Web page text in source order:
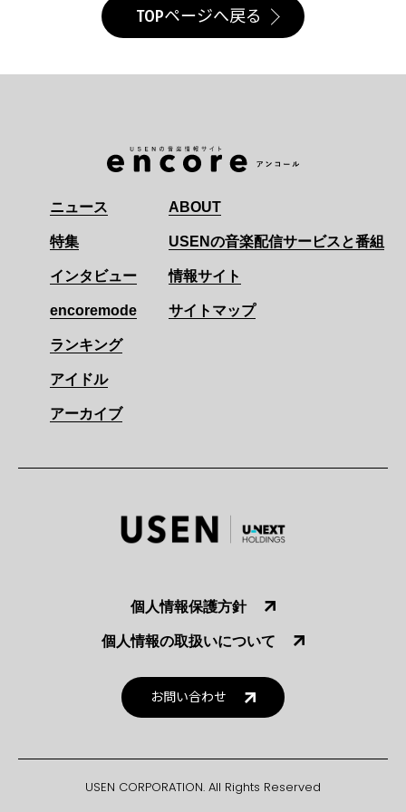
TOPページへ戻る
ニュース
特集
インタビュー
encoremode
ランキング
アイドル
アーカイブ
ABOUT
USENの音楽配信サービスと番組
情報サイト
サイトマップ
個人情報保護方針
個人情報の取扱いについて
お問い合わせ
USEN CORPORATION. All Rights Reserved